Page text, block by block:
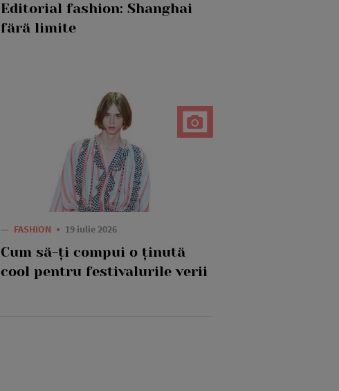
Editorial fashion: Shanghai
fără limite
— FASHION 19 iulie 2026
Cum să-ți compui o ținută
cool pentru festivalurile verii